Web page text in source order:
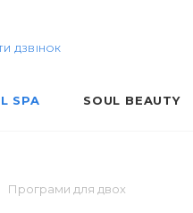
ДЗВІНОК
SPA SOUL BEAUTY
Програми для двох